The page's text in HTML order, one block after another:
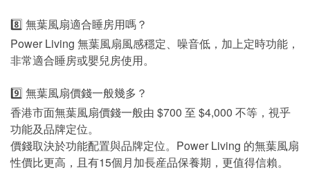
8️⃣ 無葉風扇適合睡房用嗎？
Power Living 無葉風扇風感穩定、噪音低，加上定時功能，
非常適合睡房或嬰兒房使用。
9️⃣ 無葉風扇價錢一般幾多？
香港市面無葉風扇價錢一般由 $700 至 $4,000 不等，視乎
功能及品牌定位。
價錢取決於功能配置與品牌定位。Power Living 的無葉風扇
性價比更高，且有15個月加長産品保養期，更值得信賴。